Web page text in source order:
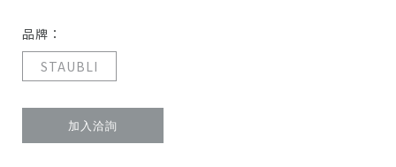
品牌：
STAUBLI
加入洽詢